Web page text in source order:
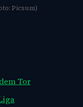
Picsum)
Tor